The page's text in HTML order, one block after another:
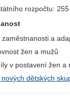
rozpočtu:
a
žen a mužů
v postavení žen a
dětských